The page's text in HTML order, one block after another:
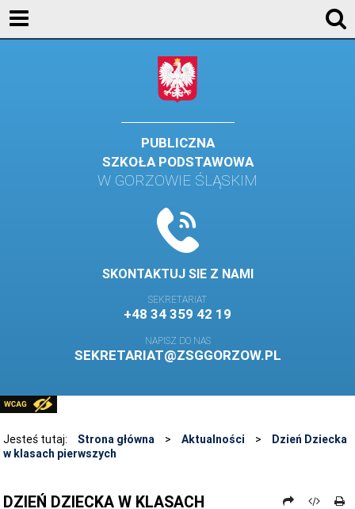
PUBLICZNA
SZKOŁA PODSTAWOWA
W GORZOWIE ŚLĄSKIM
SKONTAKTUJ SIE Z NAMI
SEKRETARIAT
+48 34 359 42 19
NAPISZ DO NAS
SEKRETARIAT@ZSGGORZOW.PL
PLIKI DO POBRANIA
LINKI
ARCHIWUM STRONY
STOSOWANIE TECHNOLOGII TIK - TABLICA INTERAKTYWNA
Jesteś tutaj: Strona główna > Aktualności >
Dzień Dziecka
w klasach pierwszych
DZIEŃ DZIECKA W KLASACH